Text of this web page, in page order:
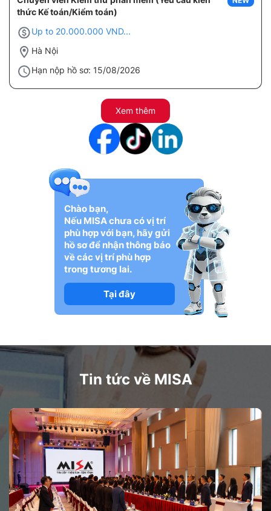
thức Kế toán/Kiểm toán)
Up to 20.000.000 VND...
Hà Nội
Hạn nộp hồ sơ: 15/08/2026
Xem thêm
Chào bạn,
Nếu MISA chưa có vị trí
phù hợp với bạn, hãy gửi
hồ sơ để nhận thông báo
về các vị trí phù hợp
trong tương lai.
Tại đây
Tin tức về MISA